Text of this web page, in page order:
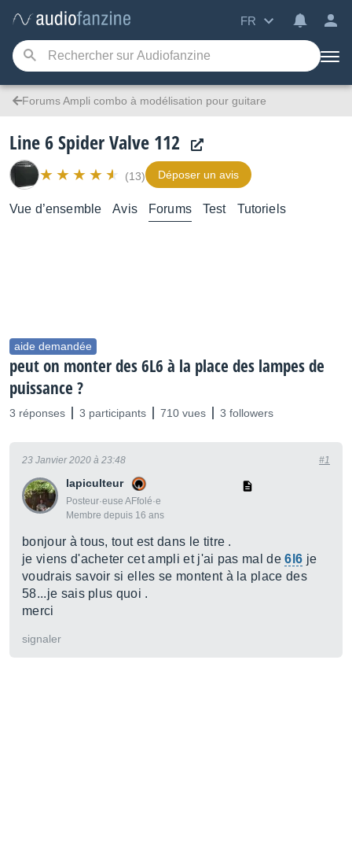
FR
Forums Ampli combo à modélisation pour guitare
Line 6 Spider Valve 112
(13) Déposer un avis
Vue d’ensemble Avis Forums Test Tutoriels
aide demandée
peut on monter des 6L6 à la place des lampes de
puissance ?
3 réponses 3 participants 710 vues 3 followers
lapiculteur
Posteur·euse AFfolé·e
Membre depuis 16 ans
23 Janvier 2020 à 23:48 #1
bonjour à tous, tout est dans le titre .
je viens d'acheter cet ampli et j'ai pas mal de6l6 je
voudrais savoir si elles se montent à la place des
58...je sais plus quoi .
merci
signaler